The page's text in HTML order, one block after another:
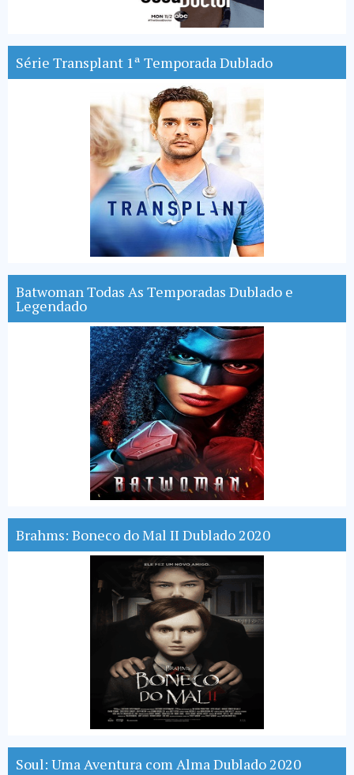
Série Transplant 1ª Temporada Dublado
Batwoman Todas As Temporadas Dublado e
Legendado
Brahms: Boneco do Mal II Dublado 2020
Soul: Uma Aventura com Alma Dublado 2020